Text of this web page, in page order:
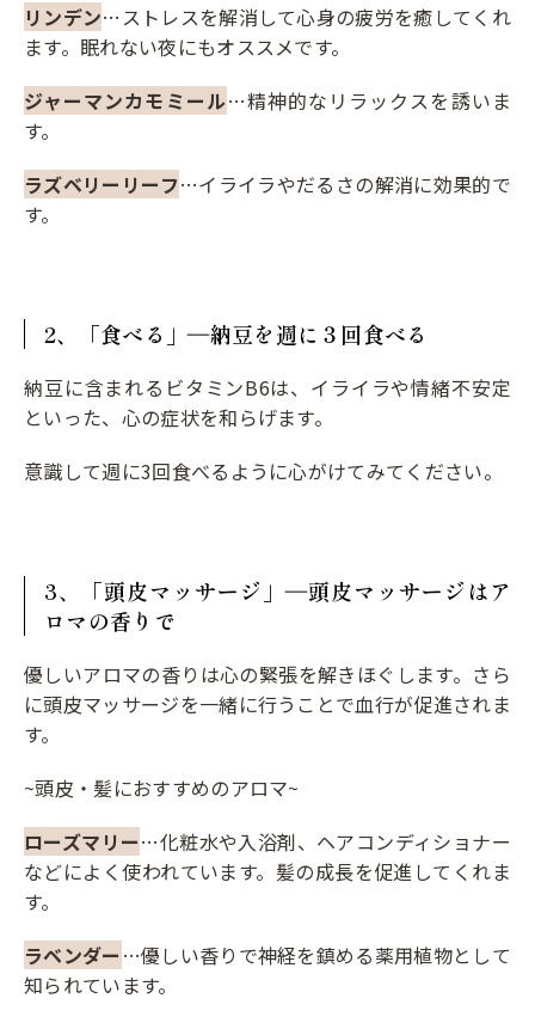
リンデン…ストレスを解消して心身の疲労を癒してくれ
ます。眠れない夜にもオススメです。
ジャーマンカモミール…精神的なリラックスを誘いま
す。
ラズベリーリーフ…イライラやだるさの解消に効果的で
す。
2、「食べる」―納豆を週に３回食べる
納豆に含まれるビタミンB6は、イライラや情緒不安定
といった、心の症状を和らげます。
意識して週に3回食べるように心がけてみてください。
3、「頭皮マッサージ」―頭皮マッサージはア
ロマの香りで
優しいアロマの香りは心の緊張を解きほぐします。さら
に頭皮マッサージを一緒に行うことで血行が促進されま
す。
~頭皮・髪におすすめのアロマ~
ローズマリー…化粧水や入浴剤、ヘアコンディショナー
などによく使われています。髪の成長を促進してくれま
す。
ラベンダー …優しい香りで神経を鎮める薬用植物として
知られています。